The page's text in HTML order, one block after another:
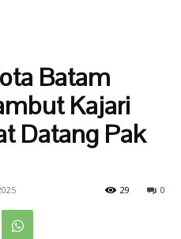
Batam
Kajari
Datang Pak
0
29